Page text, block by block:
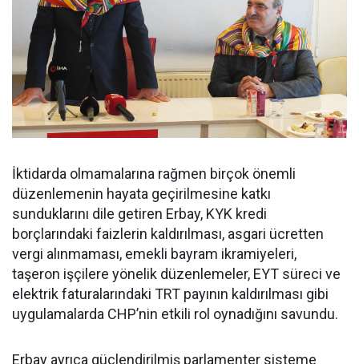
İktidarda olmamalarına rağmen birçok önemli
düzenlemenin hayata geçirilmesine katkı
sunduklarını dile getiren Erbay, KYK kredi
borçlarındaki faizlerin kaldırılması, asgari ücretten
vergi alınmaması, emekli bayram ikramiyeleri,
taşeron işçilere yönelik düzenlemeler, EYT süreci ve
elektrik faturalarındaki TRT payının kaldırılması gibi
uygulamalarda CHP’nin etkili rol oynadığını savundu.
Erbay ayrıca güçlendirilmiş parlamenter sisteme